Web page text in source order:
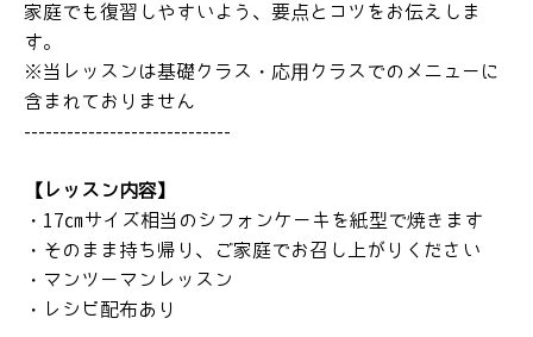
記念日にお菓子を
Salon de Thé Sucre
サロン営業スケジュール
お問い合わせ
家庭でも復習しやすいよう、要点とコツをお伝えしま
す。
※当レッスンは基礎クラス・応用クラスでのメニューに
含まれておりません
-----------------------------
【レッスン内容】
・17㎝サイズ相当のシフォンケーキを紙型で焼きます
・そのまま持ち帰り、ご家庭でお召し上がりください
・マンツーマンレッスン
・レシピ配布あり